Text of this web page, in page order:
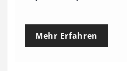
e
Mehr Erfahren